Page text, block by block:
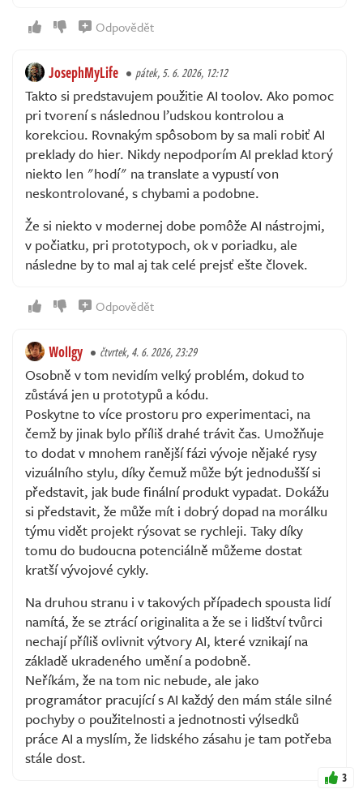
Odpovědět
JosephMyLife pátek, 5. 6. 2026, 12:12
Takto si predstavujem použitie AI toolov. Ako pomoc
pri tvorení s následnou ľudskou kontrolou a
korekciou. Rovnakým spôsobom by sa mali robiť AI
preklady do hier. Nikdy nepodporím AI preklad ktorý
niekto len "hodí" na translate a vypustí von
neskontrolované, s chybami a podobne.
Že si niekto v modernej dobe pomôže AI nástrojmi,
v počiatku, pri prototypoch, ok v poriadku, ale
následne by to mal aj tak celé prejsť ešte človek.
Odpovědět
Wollgy čtvrtek, 4. 6. 2026, 23:29
Osobně v tom nevidím velký problém, dokud to
zůstává jen u prototypů a kódu.
Poskytne to více prostoru pro experimentaci, na
čemž by jinak bylo příliš drahé trávit čas. Umožňuje
to dodat v mnohem ranější fázi vývoje nějaké rysy
vizuálního stylu, díky čemuž může být jednodušší si
představit, jak bude finální produkt vypadat. Dokážu
si představit, že může mít i dobrý dopad na morálku
týmu vidět projekt rýsovat se rychleji. Taky díky
tomu do budoucna potenciálně můžeme dostat
kratší vývojové cykly.
Na druhou stranu i v takových případech spousta lidí
namítá, že se ztrácí originalita a že se i lidštví tvůrci
nechají příliš ovlivnit výtvory AI, které vznikají na
základě ukradeného umění a podobně.
Neříkám, že na tom nic nebude, ale jako
programátor pracující s AI každý den mám stále silné
pochyby o použitelnosti a jednotnosti výlsedků
práce AI a myslím, že lidského zásahu je tam potřeba
stále dost.
3